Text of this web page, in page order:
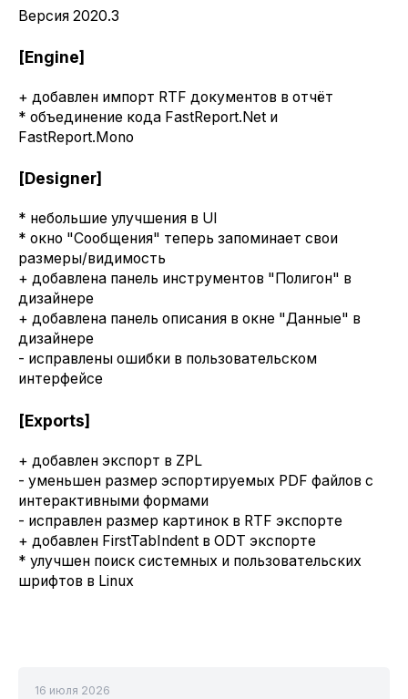
Версия 2020.3
[Engine]
+ добавлен импорт RTF документов в отчёт
* объединение кода FastReport.Net и
FastReport.Mono
[Designer]
* небольшие улучшения в UI
* окно "Сообщения" теперь запоминает свои
размеры/видимость
+ добавлена панель инструментов "Полигон" в
дизайнере
+ добавлена панель описания в окне "Данные" в
дизайнере
- исправлены ошибки в пользовательском
интерфейсе
[Exports]
+ добавлен экспорт в ZPL
- уменьшен размер эспортируемых PDF файлов с
интерактивными формами
- исправлен размер картинок в RTF экспорте
+ добавлен FirstTabIndent в ODT экспорте
* улучшен поиск системных и пользовательских
шрифтов в Linux
16 июля 2026